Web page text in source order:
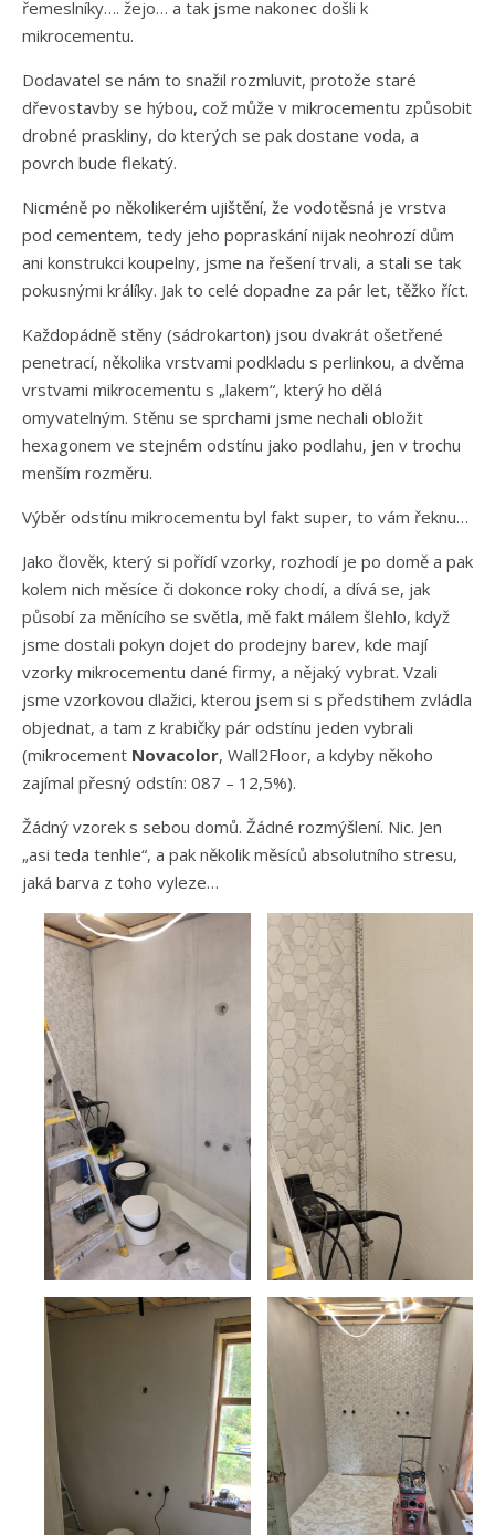
řemeslníky…. žejo… a tak jsme nakonec došli k
mikrocementu.
Dodavatel se nám to snažil rozmluvit, protože staré
dřevostavby se hýbou, což může v mikrocementu způsobit
drobné praskliny, do kterých se pak dostane voda, a
povrch bude flekatý.
Nicméně po několikerém ujištění, že vodotěsná je vrstva
pod cementem, tedy jeho popraskání nijak neohrozí dům
ani konstrukci koupelny, jsme na řešení trvali, a stali se tak
pokusnými králíky. Jak to celé dopadne za pár let, těžko říct.
Každopádně stěny (sádrokarton) jsou dvakrát ošetřené
penetrací, několika vrstvami podkladu s perlinkou, a dvěma
vrstvami mikrocementu s „lakem“, který ho dělá
omyvatelným. Stěnu se sprchami jsme nechali obložit
hexagonem ve stejném odstínu jako podlahu, jen v trochu
menším rozměru.
Výběr odstínu mikrocementu byl fakt super, to vám řeknu…
Jako člověk, který si pořídí vzorky, rozhodí je po domě a pak
kolem nich měsíce či dokonce roky chodí, a dívá se, jak
působí za měnícího se světla, mě fakt málem šlehlo, když
jsme dostali pokyn dojet do prodejny barev, kde mají
vzorky mikrocementu dané firmy, a nějaký vybrat. Vzali
jsme vzorkovou dlažici, kterou jsem si s předstihem zvládla
objednat, a tam z krabičky pár odstínu jeden vybrali
(mikrocement Novacolor, Wall2Floor, a kdyby někoho
zajímal přesný odstín: 087 – 12,5%).
Žádný vzorek s sebou domů. Žádné rozmýšlení. Nic. Jen
„asi teda tenhle“, a pak několik měsíců absolutního stresu,
jaká barva z toho vyleze…